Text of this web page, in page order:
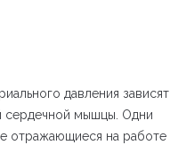
давления зависят
сердечной мышцы. Одни
отражающиеся на работе